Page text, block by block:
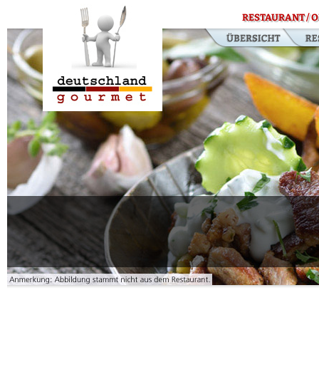
RESTAURANT /